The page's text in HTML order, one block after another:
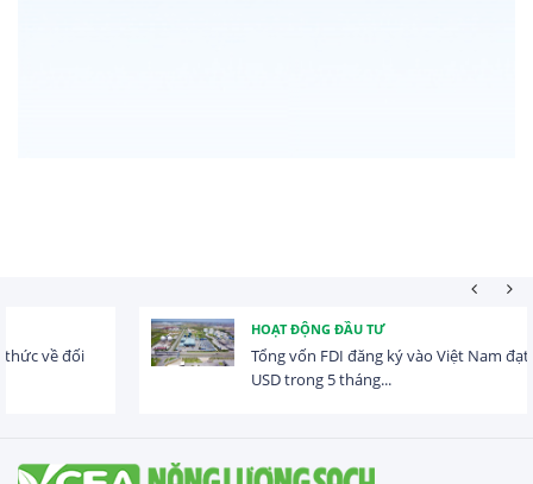
HOẠT ĐỘNG ĐẦU TƯ
Tổng vốn FDI đăng ký vào Việt Nam đạt gần 25 tỷ
USD trong 5 tháng...